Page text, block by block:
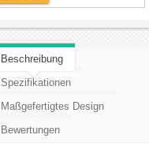
Beschreibung
Spezifikationen
Maßgefertigtes Design
Bewertungen